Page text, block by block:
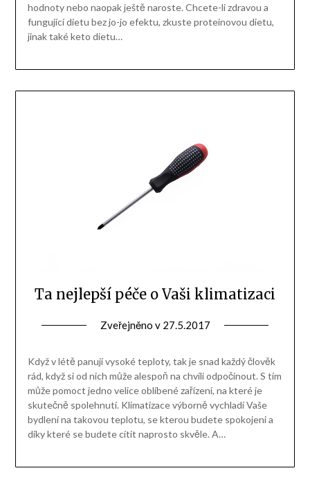
hodnoty nebo naopak ještě naroste. Chcete-li zdravou a
fungující dietu bez jo-jo efektu, zkuste proteinovou dietu,
jinak také keto dietu…
Ta nejlepší péče o Vaši klimatizaci
Zveřejněno v 27.5.2017
Když v létě panují vysoké teploty, tak je snad každý člověk
rád, když si od nich může alespoň na chvíli odpočinout. S tím
může pomoct jedno velice oblíbené zařízení, na které je
skutečně spolehnutí. Klimatizace výborně vychladí Vaše
bydlení na takovou teplotu, se kterou budete spokojeni a
díky které se budete cítit naprosto skvěle. A…